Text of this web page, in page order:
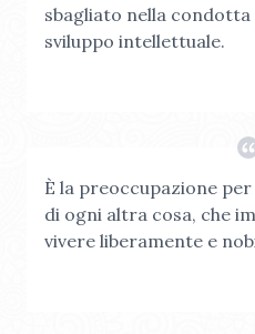
sbagliato nella
sviluppo intellettuale.
È la preoccupazione
di ogni altra cosa, che
vivere liberamente e